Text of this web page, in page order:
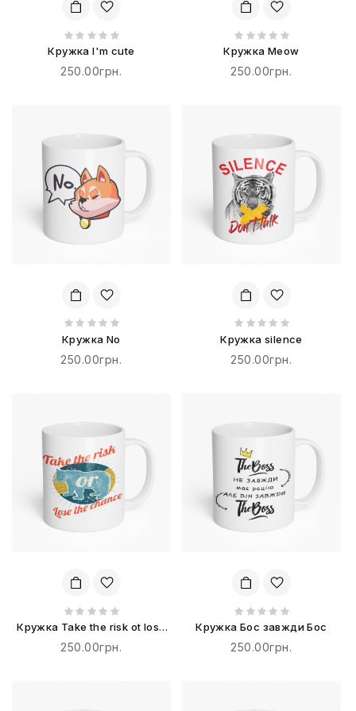
Кружка I'm cute
250.00грн.
Кружка Meow
250.00грн.
Кружка No
250.00грн.
Кружка silence
250.00грн.
Кружка Take the risk ot lose
the chance
250.00грн.
Кружка Бос завжди Бос
250.00грн.